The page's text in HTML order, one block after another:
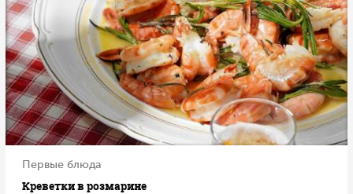
Первые блюда
Креветки в розмарине